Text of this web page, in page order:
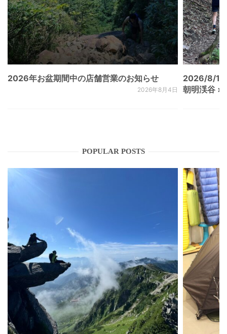
2026年お盆期間中の店舗営業のお知らせ
2026年8月4日
2026/8/
朝明渓谷 ×
POPULAR POSTS